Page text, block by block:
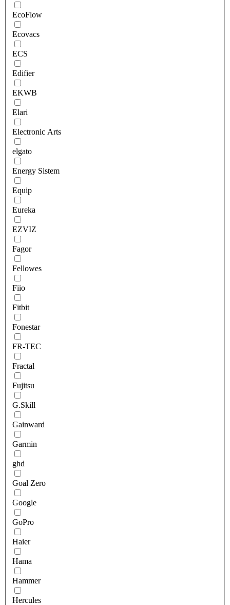
EcoFlow
Ecovacs
ECS
Edifier
EKWB
Elari
Electronic Arts
elgato
Energy Sistem
Equip
Eureka
EZVIZ
Fagor
Fellowes
Fiio
Fitbit
Fonestar
FR-TEC
Fractal
Fujitsu
G.Skill
Gainward
Garmin
ghd
Goal Zero
Google
GoPro
Haier
Hama
Hammer
Hercules